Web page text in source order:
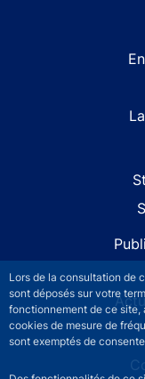
Lors de la consultation de
sont déposés sur votre
fonctionnement de ce site,
cookies de mesure de
sont exemptés de